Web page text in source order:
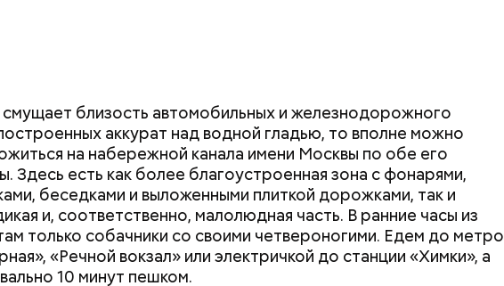
смущает близость автомобильных и железнодорожного
аккурат над водной гладью, то вполне можно
на набережной канала имени Москвы по обе его
Здесь есть как более благоустроенная зона с фонарями,
беседками и выложенными плиткой дорожками, так и
и, соответственно, малолюдная часть. В ранние часы из
только собачники со своими четвероногими. Едем до метро
«Речной вокзал» или электричкой до станции «Химки», а
10 минут пешком.